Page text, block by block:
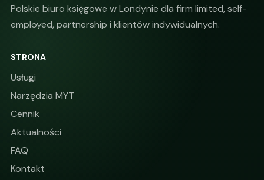
Polskie biuro księgowe w Londynie dla firm limited, self-
employed, partnership i klientów indywidualnych.
STRONA
Usługi
Narzędzia MYT
Cennik
Aktualności
FAQ
Kontakt